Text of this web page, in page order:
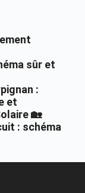
sûr et
:
et
🏡
: schéma